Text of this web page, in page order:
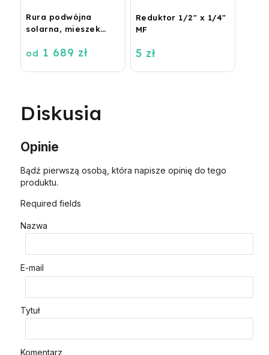
Rura podwójna
solarna, mieszek
od 1 689 zł
Reduktor 1/2" x 1/4"
MF
5 zł
Diskusia
Opinie
Bądź pierwszą osobą, która napisze opinię do tego
produktu.
Required fields
Nazwa
E-mail
Tytuł
Komentarz